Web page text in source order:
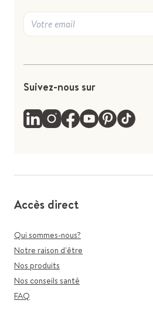
Suivez-nous sur
Accès direct
Qui sommes-nous?
Notre raison d'être
Nos produits
Nos conseils santé
FAQ